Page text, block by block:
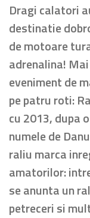
Dragi calatori
destinatie
de motoare
adrenalina!
eveniment de
pe patru roti:
cu 2013, dupa
numele de
raliu marca
amatorilor:
se anunta un
petreceri si